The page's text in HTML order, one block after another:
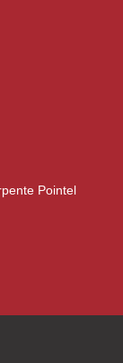
Pointel